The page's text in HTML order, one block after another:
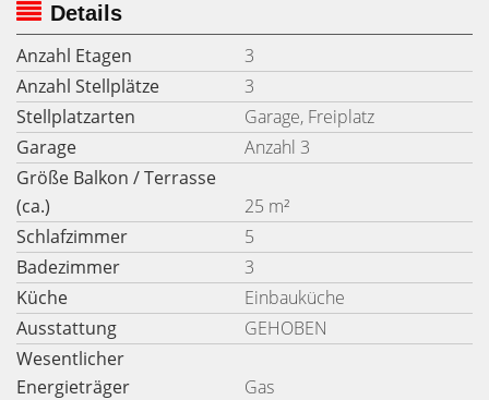
Details
Anzahl Etagen
3
Anzahl Stellplätze
3
Stellplatzarten
Garage, Freiplatz
Garage
Anzahl 3
Größe Balkon / Terrasse
(ca.)
25 m²
Schlafzimmer
5
Badezimmer
3
Küche
Einbauküche
Ausstattung
GEHOBEN
Wesentlicher
Energieträger
Gas